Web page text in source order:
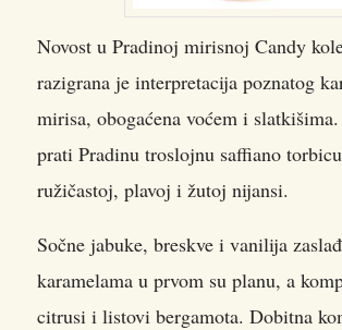
Novost u Pradinoj mirisnoj Candy
razigrana je interpretacija poznatog
mirisa, obogaćena voćem i
prati Pradinu troslojnu saffiano
ružičastoj, plavoj i žutoj nijansi.
Sočne jabuke, breskve i vanilija
karamelama u prvom su planu, a
citrusi i listovi bergamota. Dobitna